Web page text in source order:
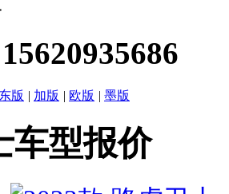
15620935686
版 | 加版 | 欧版 | 墨版
车型报价